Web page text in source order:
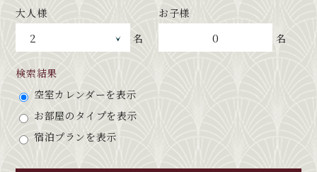
大人様
名
お子様
0 名
検索結果
空室カレンダーを表示
お部屋のタイプを表示
宿泊プランを表示